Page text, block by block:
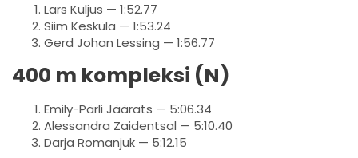
Lars Kuljus — 1:52.77
Siim Kesküla — 1:53.24
Gerd Johan Lessing — 1:56.77
400 m kompleksi (N)
Emily-Pärli Jäärats — 5:06.34
Alessandra Zaidentsal — 5:10.40
Darja Romanjuk — 5:12.15